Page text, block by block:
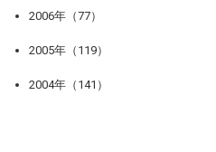
2006年（77）
2005年（119）
2004年（141）